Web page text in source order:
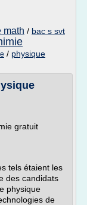
math / bac s svt
/ physique
gratuit
tels étaient les
des candidats
physique
de